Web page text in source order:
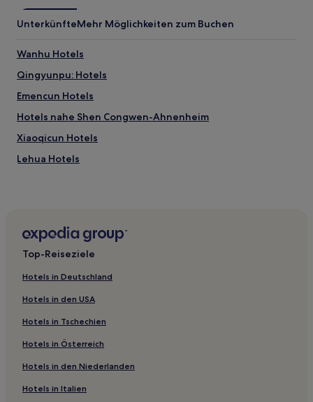
UnterkünfteMehr Möglichkeiten zum Buchen
Wanhu Hotels
Qingyunpu: Hotels
Emencun Hotels
Hotels nahe Shen Congwen-Ahnenheim
Xiaoqicun Hotels
Lehua Hotels
Zhangjiashan Hotels
Hotels nahe Fang Zhimin Friedhof
Sansheli Hotels
Shengmi Hotels
Hotels nahe Nanchang Institut für Technologie
Qingshanhu Bezirk: Hotels
Kreis Jing'an Hotels
Hotels nahe Lushan Nationalpark
Top-Reiseziele
Hotels in Deutschland
Hotels in den USA
Hotels in Tschechien
Hotels in Österreich
Hotels in den Niederlanden
Hotels in Italien